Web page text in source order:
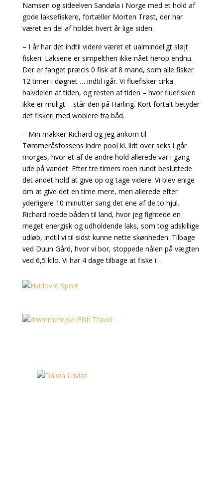
Namsen og sideelven Sandøla i Norge med et hold af
gode laksefiskere, fortæller Morten Trøst, der har
været en del af holdet hvert år lige siden.
– I år har det indtil videre været et ualmindeligt sløjt
fiskeri. Laksene er simpelthen ikke nået herop endnu.
Der er fanget præcis 0 fisk af 8 mand, som alle fisker
12 timer i døgnet … indtil igår. Vi fluefisker cirka
halvdelen af tiden, og resten af tiden – hvor fluefiskeri
ikke er muligt – står den på Harling. Kort fortalt betyder
det fiskeri med woblere fra båd.
– Min makker Richard og jeg ankom til
Tømmeråsfossens indre pool kl. lidt over seks i går
morges, hvor et af de andre hold allerede var i gang
ude på vandet. Efter tre timers roen rundt besluttede
det andet hold at give op og tage videre. Vi blev enige
om at give det en time mere, men allerede efter
yderligere 10 minutter sang det ene af de to hjul.
Richard roede båden til land, hvor jeg fightede en
meget energisk og udholdende laks, som tog adskillige
udløb, indtil vi til sidst kunne nette skønheden. Tilbage
ved Duun Gård, hvor vi bor, stoppede nålen på vægten
ved 6,5 kilo. Vi har 4 dage tilbage at fiske i…